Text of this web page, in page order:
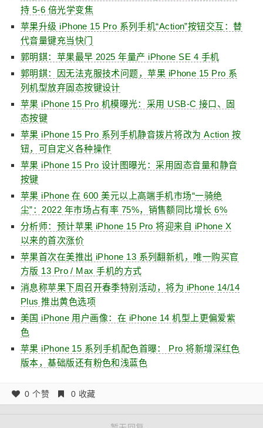
持 5-6 倍光学变焦
苹果升级 iPhone 15 Pro 系列手机“Action”按钮交互：替
代音量键充当快门
郭明錤：苹果最早 2025 年量产 iPhone SE 4 手机
郭明錤：因无法克服技术问题，苹果 iPhone 15 Pro 系
列机型放弃固态按键设计
苹果 iPhone 15 Pro 机模曝光：采用 USB-C 接口、固
态按键
苹果 iPhone 15 Pro 系列手机静音拨片将改为 Action 按
钮，可自定义各种操作
苹果 iPhone 15 Pro 设计图曝光：采用固态音量和静音
按键
苹果 iPhone 在 600 美元以上高端手机市场“一骑绝
尘”：2022 年市场占有率 75%，销售额同比增长 6%
分析师：预计苹果 iPhone 15 Pro 将迎来自 iPhone X
以来的首次涨价
苹果首次在美推出 iPhone 13 系列翻新机，唯一购买官
方版 13 Pro / Max 手机的方式
消息称苹果下周召开春季特别活动，将为 iPhone 14/14
Plus 推出黄色选项
美国 iPhone 用户画像：在 iPhone 14 机型上更偏爱紫
色
苹果 iPhone 15 系列手机配色首曝： Pro 将新增深红色
版本，基础版还有粉色和浅蓝色
0 个赞 0 收藏